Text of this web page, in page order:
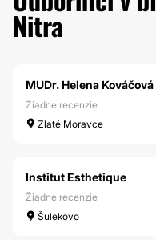
Nitra
MUDr. Helena Kováčová
Žiadne recenzie
Zlaté Moravce
Institut Esthetique
Žiadne recenzie
Šulekovo